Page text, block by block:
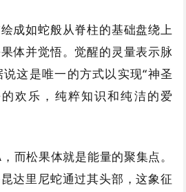
成如蛇般从脊柱的基础盘绕上
体并觉悟。觉醒的灵量表示脉
这是唯一的方式以实现“神圣
欢乐，纯粹知识和纯洁的爱
而松果体就是能量的聚集点。
达里尼蛇通过其头部，这象征